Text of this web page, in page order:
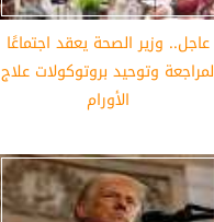
عاجل.. وزير الصحة يعقد اجتماعًا
لمراجعة وتوحيد بروتوكولات علاج
الأورام